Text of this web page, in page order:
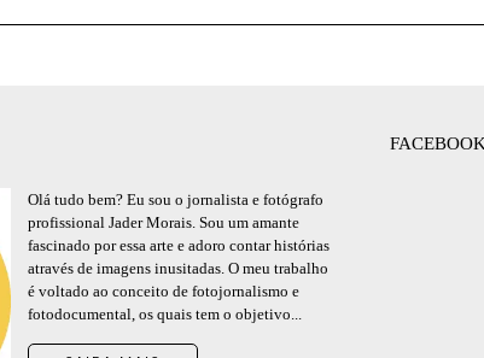
Olá tudo bem? Eu sou o jornalista e fotógrafo
profissional Jader Morais. Sou um amante
fascinado por essa arte e adoro contar histórias
através de imagens inusitadas. O meu trabalho
é voltado ao conceito de fotojornalismo e
fotodocumental, os quais tem o objetivo...
FACEBOOK